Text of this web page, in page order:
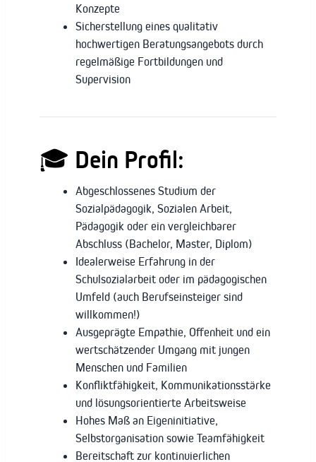
Konzepte
Sicherstellung eines qualitativ
hochwertigen Beratungsangebots durch
regelmäßige Fortbildungen und
Supervision
🎓 Dein Profil:
Abgeschlossenes Studium der
Sozialpädagogik, Sozialen Arbeit,
Pädagogik oder ein vergleichbarer
Abschluss (Bachelor, Master, Diplom)
Idealerweise Erfahrung in der
Schulsozialarbeit oder im pädagogischen
Umfeld (auch Berufseinsteiger sind
willkommen!)
Ausgeprägte Empathie, Offenheit und ein
wertschätzender Umgang mit jungen
Menschen und Familien
Konfliktfähigkeit, Kommunikationsstärke
und lösungsorientierte Arbeitsweise
Hohes Maß an Eigeninitiative,
Selbstorganisation sowie Teamfähigkeit
Bereitschaft zur kontinuierlichen